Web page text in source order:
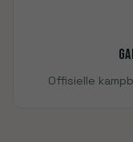
Offisielle